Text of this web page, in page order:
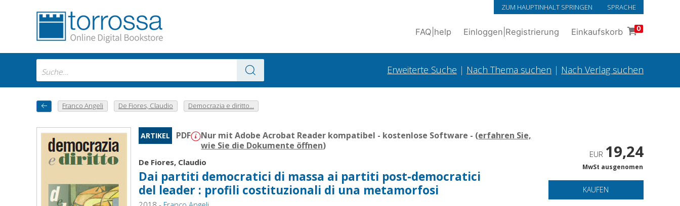
ZUM HAUPTINHALT SPRINGEN SPRACHE
FAQ help Einloggen Registrierung Einkaufskorb 0
Erweiterte Suche | Nach Thema suchen | Nach Verlag suchen
Franco Angeli De Fiores, Claudio Democrazia e diritto...
ARTIKEL PDF Nur mit Adobe Acrobat Reader kompatibel - kostenlose Software - (erfahren Sie,
wie Sie die Dokumente öffnen)
De Fiores, Claudio
Dai partiti democratici di massa ai partiti post-democratici
del leader : profili costituzionali di una metamorfosi
EUR 19,24
MwSt ausgenomen
KAUFEN